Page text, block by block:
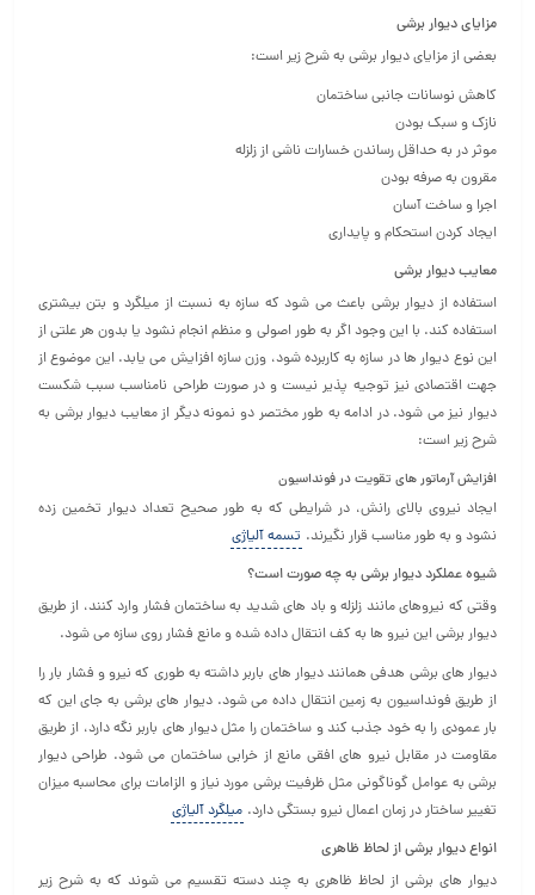
مزایای دیوار برشی
بعضی از مزایای دیوار برشی به شرح زیر است:
کاهش نوسانات جانبی ساختمان
نازک و سبک بودن
موثر در به حداقل رساندن خسارات ناشی از زلزله
مقرون به صرفه بودن
اجرا و ساخت آسان
ایجاد کردن استحکام و پایداری
معایب دیوار برشی
استفاده از دیوار برشی باعث می شود که سازه به نسبت از میلگرد و بتن بیشتری
استفاده کند. با این وجود اگر به طور اصولی و منظم انجام نشود یا بدون هر علتی از
این نوع دیوار ها در سازه به کاربرده شود، وزن سازه افزایش می یابد. این موضوع از
جهت اقتصادی نیز توجیه پذیر نیست و در صورت طراحی نامناسب سبب شکست
دیوار نیز می شود. در ادامه به طور مختصر دو نمونه دیگر از معایب دیوار برشی به
شرح زیر است:
افزایش آرماتور های تقویت در فونداسیون
ایجاد نیروی بالای رانش، در شرایطی که به طور صحیح تعداد دیوار تخمین زده
نشود و به طور مناسب قرار نگیرند. تسمه آلیاژی
شیوه عملکرد دیوار برشی به چه صورت است؟
وقتی که نیروهای مانند زلزله و باد های شدید به ساختمان فشار وارد کنند، از طریق
دیوار برشی این نیرو ها به کف انتقال داده شده و مانع فشار روی سازه می شود.
دیوار های برشی هدفی همانند دیوار های باربر داشته به طوری که نیرو و فشار بار را
از طریق فونداسیون به زمین انتقال داده می شود. دیوار های برشی به جای این که
بار عمودی را به خود جذب کند و ساختمان را مثل دیوار های باربر نگه دارد، از طریق
مقاومت در مقابل نیرو های افقی مانع از خرابی ساختمان می شود. طراحی دیوار
برشی به عوامل گوناگونی مثل ظرفیت برشی مورد نیاز و الزامات برای محاسبه میزان
تغییر ساختار در زمان اعمال نیرو بستگی دارد. میلگرد آلیاژی
انواع دیوار برشی از لحاظ ظاهری
دیوار های برشی از لحاظ ظاهری به چند دسته تقسیم می شوند که به شرح زیر